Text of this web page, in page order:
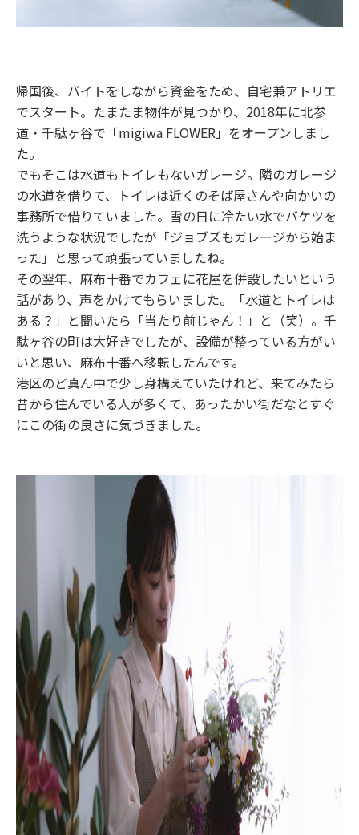
帰国後、バイトをしながら資金をため、自宅兼アトリエ
でスタート。たまたま物件が見つかり、2018年に北参
道・千駄ヶ谷で「migiwa FLOWER」をオープンしまし
た。
でもそこは水道もトイレもないガレージ。隣のガレージ
の水道を借りて、トイレは近くのそば屋さんや向かいの
事務所で借りていました。雪の日に冷たい水でバケツを
洗うような状況でしたが「ジョブズもガレージから始ま
った」と思って頑張っていましたね。
その翌年、麻布十番でカフェに花屋を併設したいという
話があり、声をかけてもらいました。「水道とトイレは
ある？」と聞いたら「当たり前じゃん！」と（笑）。千
駄ヶ谷の町は大好きでしたが、設備が整っている方がい
いと思い、麻布十番へ移転したんです。
港区のど真ん中で少し身構えていたけれど、来てみたら
昔から住んでいる人が多くて、あったかい街だなとすぐ
にこの街の良さに気づきました。